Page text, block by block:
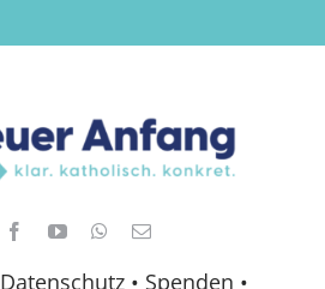
Datenschutz • Spenden •